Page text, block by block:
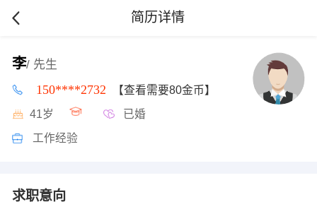
简历详情
李/ 先生
150****2732 【查看需要80金币】
41岁 已婚
工作经验
求职意向